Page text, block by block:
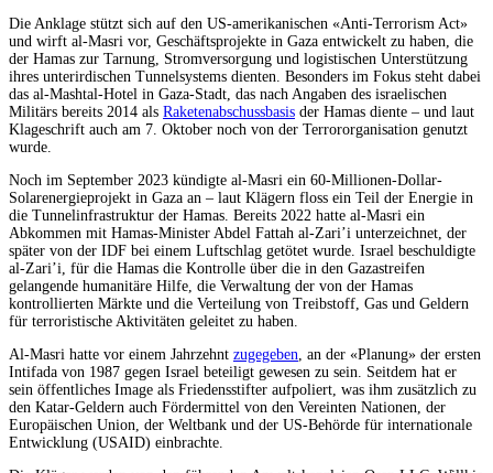
Die Anklage stützt sich auf den US-amerikanischen «Anti-Terrorism Act»
und wirft al-Masri vor, Geschäftsprojekte in Gaza entwickelt zu haben, die
der Hamas zur Tarnung, Stromversorgung und logistischen Unterstützung
ihres unterirdischen Tunnelsystems dienten. Besonders im Fokus steht dabei
das al-Mashtal-Hotel in Gaza-Stadt, das nach Angaben des israelischen
Militärs bereits 2014 als Raketenabschussbasis der Hamas diente – und laut
Klageschrift auch am 7. Oktober noch von der Terrororganisation genutzt
wurde.
Noch im September 2023 kündigte al-Masri ein 60-Millionen-Dollar-
Solarenergieprojekt in Gaza an – laut Klägern floss ein Teil der Energie in
die Tunnelinfrastruktur der Hamas. Bereits 2022 hatte al-Masri ein
Abkommen mit Hamas-Minister Abdel Fattah al-Zari’i unterzeichnet, der
später von der IDF bei einem Luftschlag getötet wurde. Israel beschuldigte
al-Zari’i, für die Hamas die Kontrolle über die in den Gazastreifen
gelangende humanitäre Hilfe, die Verwaltung der von der Hamas
kontrollierten Märkte und die Verteilung von Treibstoff, Gas und Geldern
für terroristische Aktivitäten geleitet zu haben.
Al-Masri hatte vor einem Jahrzehnt zugegeben , an der «Planung» der ersten
Intifada von 1987 gegen Israel beteiligt gewesen zu sein. Seitdem hat er
sein öffentliches Image als Friedensstifter aufpoliert, was ihm zusätzlich zu
den Katar-Geldern auch Fördermittel von den Vereinten Nationen, der
Europäischen Union, der Weltbank und der US-Behörde für internationale
Entwicklung (USAID) einbrachte.